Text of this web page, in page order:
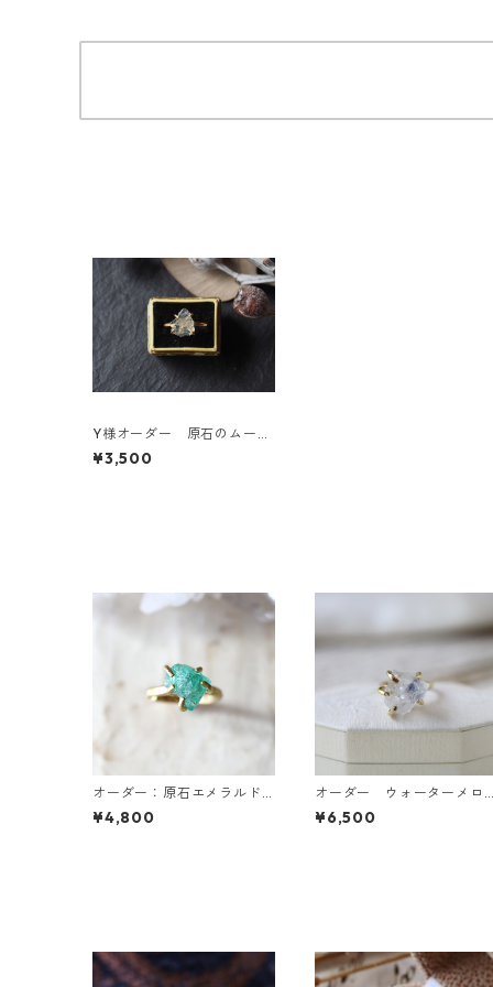
Y様オーダー 原石のムーン
ストーンのリング
¥3,500
オーダー：原石エメラルド
のイヤーカフ/リング
¥4,800
オーダー ウォーターメロ
ントルマリンのピアス・デ
ュモルチライトインクォー
¥6,500